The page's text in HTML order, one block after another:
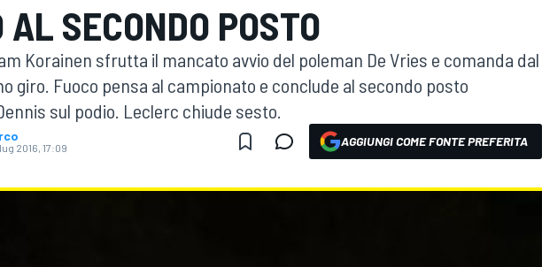
WEC
AL SECONDO POSTO
Korainen sfrutta il mancato avvio del poleman De Vries e comanda dal
giro. Fuoco pensa al campionato e conclude al secondo posto
sul podio. Leclerc chiude sesto.
2016, 17:09 AGGIUNGI COME FONTE PREFERITA